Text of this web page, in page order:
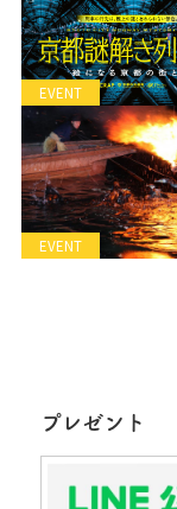
EVENT
EVENT
プレゼント